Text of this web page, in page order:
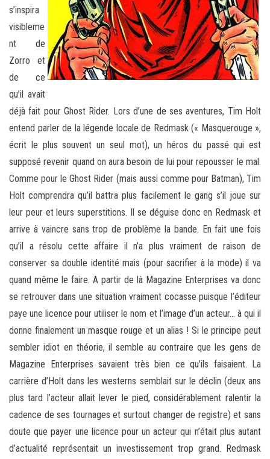
s’inspira
visibleme
nt de
Zorro et
de ce
qu’il avait
déjà fait pour Ghost Rider. Lors d’une de ses aventures, Tim Holt
entend parler de la légende locale de Redmask (« Masquerouge »,
écrit le plus souvent un seul mot), un héros du passé qui est
supposé revenir quand on aura besoin de lui pour repousser le mal.
Comme pour le Ghost Rider (mais aussi comme pour Batman), Tim
Holt comprendra qu’il battra plus facilement le gang s’il joue sur
leur peur et leurs superstitions. Il se déguise donc en Redmask et
arrive à vaincre sans trop de problème la bande. En fait une fois
qu’il a résolu cette affaire il n’a plus vraiment de raison de
conserver sa double identité mais (pour sacrifier à la mode) il va
quand même le faire. A partir de là Magazine Enterprises va donc
se retrouver dans une situation vraiment cocasse puisque l’éditeur
paye une licence pour utiliser le nom et l’image d’un acteur… à qui il
donne finalement un masque rouge et un alias ! Si le principe peut
sembler idiot en théorie, il semble au contraire que les gens de
Magazine Enterprises savaient très bien ce qu’ils faisaient. La
carrière d’Holt dans les westerns semblait sur le déclin (deux ans
plus tard l’acteur allait lever le pied, considérablement ralentir la
cadence de ses tournages et surtout changer de registre) et sans
doute que payer une licence pour un acteur qui n’était plus autant
d’actualité représentait un investissement trop grand. Redmask